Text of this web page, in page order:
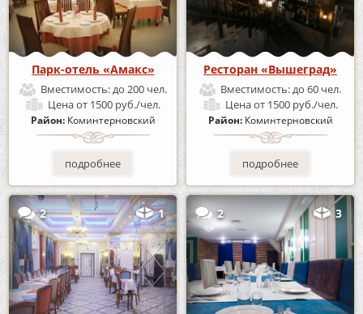
Парк-отель «Амакс»
Вместимость:до 200 чел.
Ценаот 1500 руб./чел.
Район: Коминтерновский
подробнее
Ресторан «Вышеград»
Вместимость:до 60 чел.
Ценаот 1500 руб./чел.
Район: Коминтерновский
подробнее
2 1 2 3